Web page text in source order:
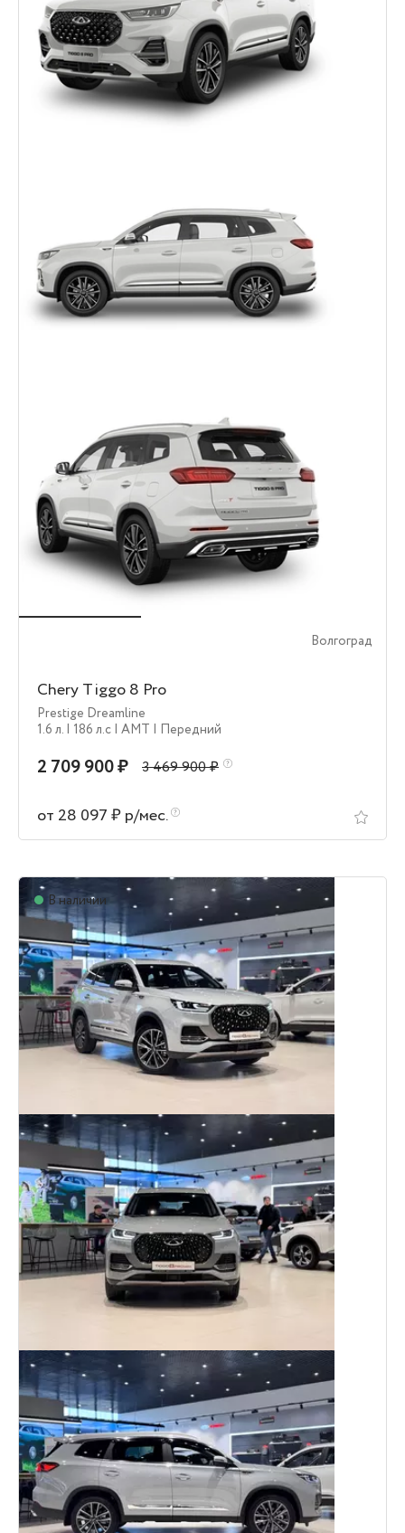
Волгоград
Chery Tiggo 8 Pro
Prestige Dreamline
1.6 л. | 186 л.c | AMT | Передний
2 709 900 ₽ 3 469 900 ₽
от 28 097 ₽ р/мес.
В наличии